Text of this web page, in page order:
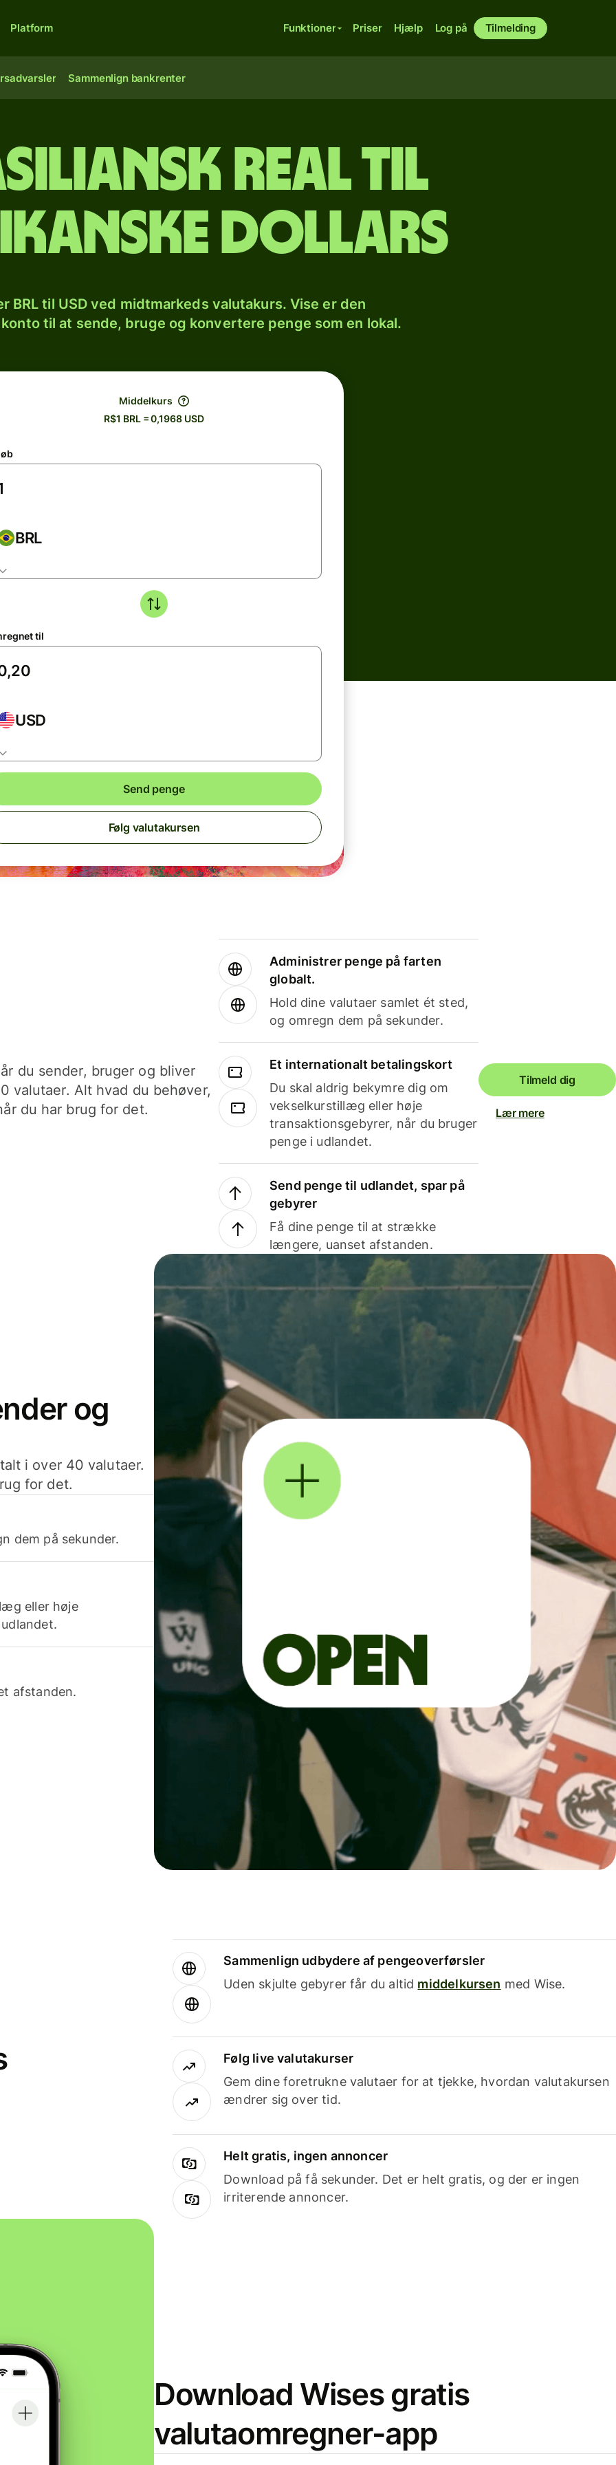
Platform Funktioner Priser Hjælp Log på Tilmelding
Sammenlign bankrenter
real til
dollars
BRL til USD ved midtmarkeds valutakurs. Vise er den
til at sende, bruge og konvertere penge som en lokal.
Middelkurs
R$1 BRL = 0,1968 USD
BRL
til
USD
Send penge
Følg valutakursen
du sender, bruger og bliver
valutaer. Alt hvad du behøver,
du har brug for det.
Administrer penge på farten
globalt.
Hold dine valutaer samlet ét sted,
og omregn dem på sekunder.
Et internationalt betalingskort
Du skal aldrig bekymre dig om
vekselkurstillæg eller høje
transaktionsgebyrer, når du bruger
penge i udlandet.
Send penge til udlandet, spar på
gebyrer
Få dine penge til at strække
længere, uanset afstanden.
Tilmeld dig
Lær mere
og
i over 40 valutaer.
for det.
dem på sekunder.
eller høje
afstanden.
Sammenlign udbydere af pengeoverførsler
Uden skjulte gebyrer får du altid middelkursen med Wise.
Følg live valutakurser
Gem dine foretrukne valutaer for at tjekke, hvordan valutakursen
ændrer sig over tid.
Helt gratis, ingen annoncer
Download på få sekunder. Det er helt gratis, og der er ingen
irriterende annoncer.
Download Wises gratis
valutaomregner-app